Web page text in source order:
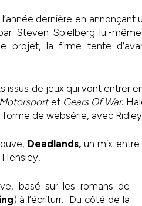
dernière en annonçant
Steven Spielberg lui-
projet, la firme tente
issus de jeux qui vont entrer
et Gears Of War.
de websérie, avec
Deadlands, un mix
basé sur les romans de
) à l’écriturr. Du côté de la